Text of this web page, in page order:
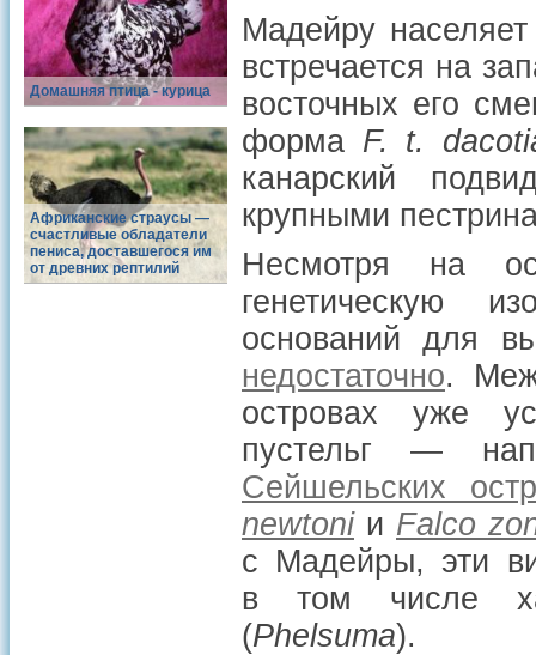
Домашняя птица - курица
Африканские страусы —
счастливые обладатели
пениса, доставшегося им
от древних рептилий
Мадейру
встречается на
восточных его
форма F. t.
канарский
крупными
Несмотря на
генетическую
оснований для
недостаточно.
островах уже
пустельг —
Сейшельских
newtoniи Falco
с Мадейры, эти
в том числе
(Phelsuma).